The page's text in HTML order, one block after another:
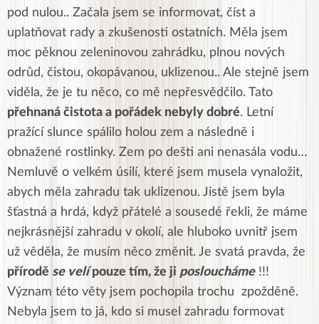
pod nulou.. Začala jsem se informovat, číst a
uplatňovat rady a zkušenosti ostatních. Měla jsem
moc pěknou zeleninovou zahrádku, plnou nových
odrůd, čistou, okopávanou, uklizenou.. Ale stejně jsem
viděla, že je tu něco, co mě nepřesvědčilo. Tato
přehnaná čistota a pořádek nebyly dobré. Letní
pražící slunce spálilo holou zem a následně i
obnažené rostlinky. Zem po dešti ani nenasála vodu…
Nemluvě o velkém úsilí, které jsem musela vynaložit,
abych měla zahradu tak uklizenou. Jistě jsem byla
šťastná a hrdá, když přátelé a sousedé řekli, že máme
nejkrásnější zahradu v okolí, ale hluboko uvnitř jsem
už věděla, že musím něco změnit. Je svatá pravda, že
přírodě se velípouze tím, že ji posloucháme!!!
Význam této věty jsem pochopila trochu zpožděně.
Nebyla jsem to já, kdo si musel zahradu formovat